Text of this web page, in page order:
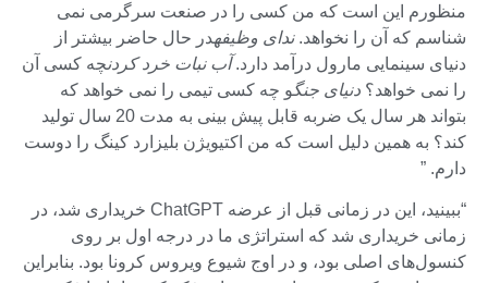
منظورم این است که من کسی را در صنعت سرگرمی نمی
شناسم که آن را نخواهد.ندای وظیفهدر حال حاضر بیشتر از
دنیای سینمایی مارول درآمد دارد.آب نبات خرد کردنچه کسی آن
را نمی خواهد؟ دنیای جنگو چه کسی تیمی را نمی خواهد که
بتواند هر سال یک ضربه قابل پیش بینی به مدت 20 سال تولید
کند؟ به همین دلیل است که من اکتیویژن بلیزارد کینگ را دوست
دارم. ”
“ببینید، این در زمانی قبل از عرضه ChatGPT خریداری شد، در
زمانی خریداری شد که استراتژی ما در درجه اول بر روی
کنسول‌های اصلی بود، و در اوج شیوع ویروس کرونا بود. بنابراین